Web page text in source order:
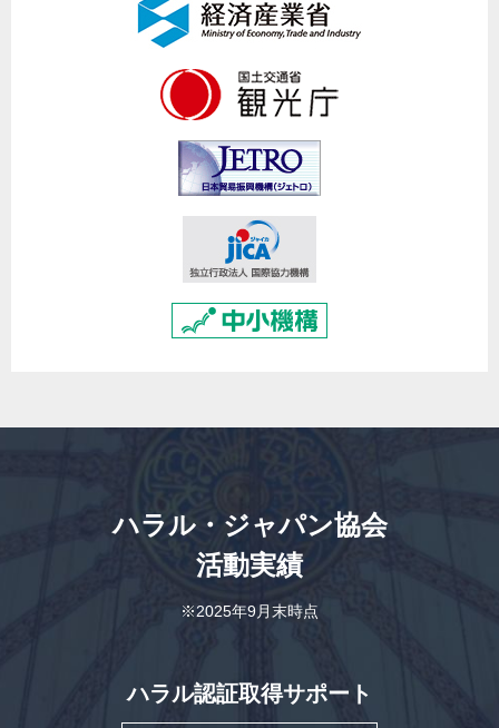
ハラル・ジャパン協会
活動実績
※2025年9月末時点
ハラル認証取得サポート